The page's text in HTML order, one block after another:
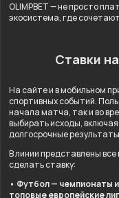
OLIMPBET — не просто
экосистема, где
Ставки
На сайте и в мобильном
спортивных событий.
начала матча, так и во
выбирать исходы,
долгосрочные
В линии представлены
сделать ставку:
• Футбол — чемпионаты
топовые европейские